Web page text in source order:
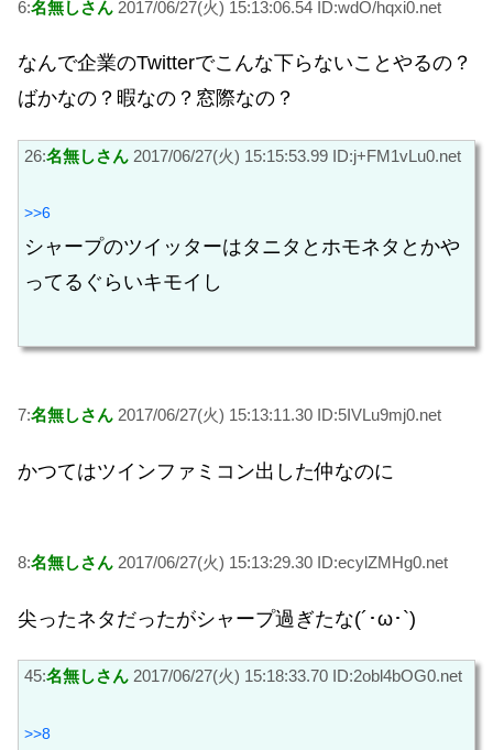
6:名無しさん 2017/06/27(火) 15:13:06.54 ID:wdO/hqxi0.net
なんで企業のTwitterでこんな下らないことやるの？
ばかなの？暇なの？窓際なの？
26:名無しさん 2017/06/27(火) 15:15:53.99 ID:j+FM1vLu0.net
>>6
シャープのツイッターはタニタとホモネタとかや
ってるぐらいキモイし
7:名無しさん 2017/06/27(火) 15:13:11.30 ID:5IVLu9mj0.net
かつてはツインファミコン出した仲なのに
8:名無しさん 2017/06/27(火) 15:13:29.30 ID:ecylZMHg0.net
尖ったネタだったがシャープ過ぎたな(´･ω･`)
45:名無しさん 2017/06/27(火) 15:18:33.70 ID:2obl4bOG0.net
>>8